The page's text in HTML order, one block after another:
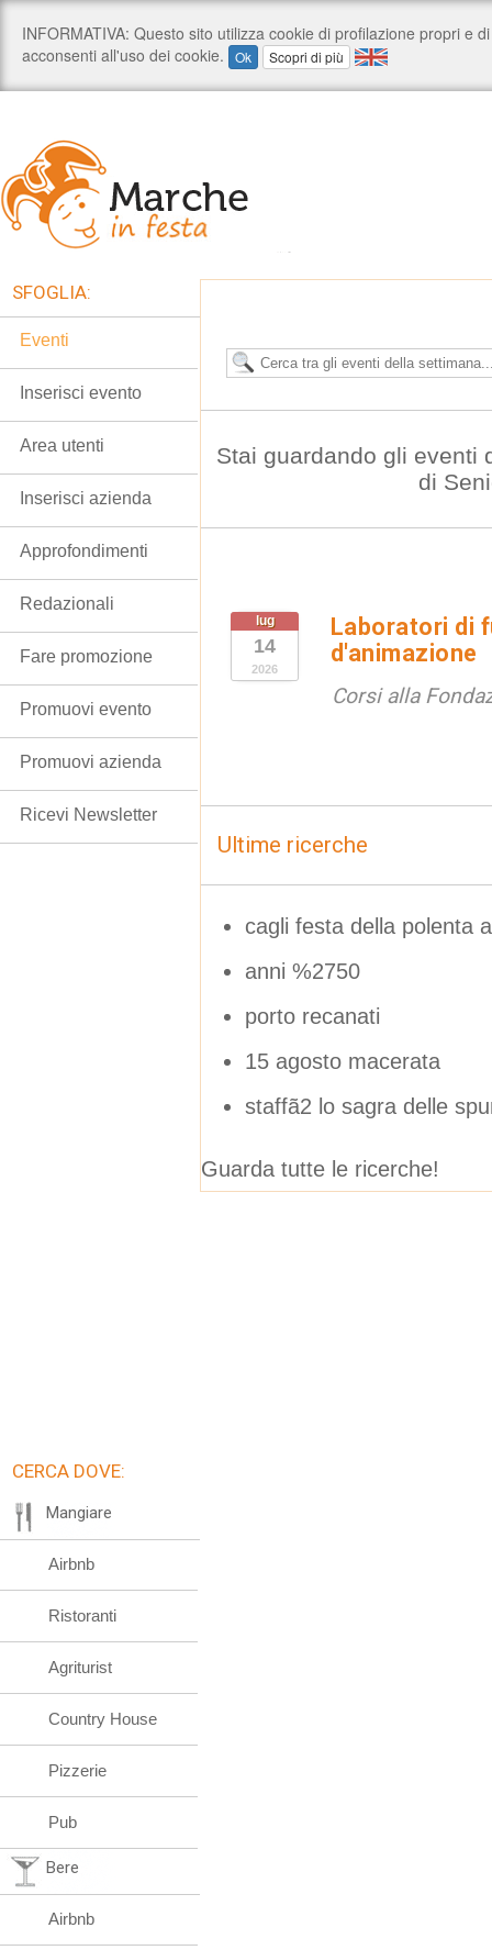
Stai guardando gli eventi
di
lug
14
2026
Laboratori di
d'animazione
Corsi alla
Ultime ricerche
cagli festa della polenta
anni %2750
porto recanati
15 agosto macerata
staffã2 lo sagra delle
Guarda tutte le ricerche!
SFOGLIA:
Eventi
Inserisci evento
Area utenti
Inserisci azienda
Approfondimenti
Redazionali
Fare promozione
Promuovi evento
Promuovi azienda
Ricevi Newsletter
CERCA DOVE:
Mangiare
Airbnb
Ristoranti
Agriturist
Country House
Pizzerie
Pub
Bere
Airbnb